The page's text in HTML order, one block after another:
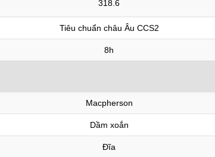
318.6
Tiêu chuẩn châu Âu CCS2
8h
Macpherson
Dầm xoắn
Đĩa